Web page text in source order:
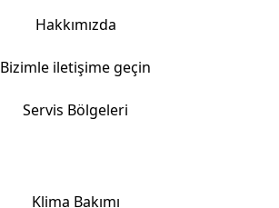
Hakkımızda
Bizimle iletişime geçin
Servis Bölgeleri
Klima Bakımı